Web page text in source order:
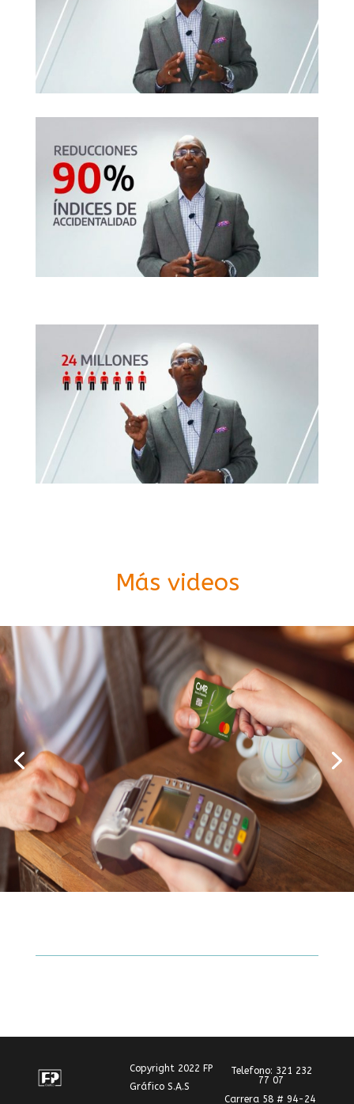
Más videos
Copyright 2022 FP
Gráfico S.A.S
Telefono: 321 232
77 07
Carrera 58 # 94-24